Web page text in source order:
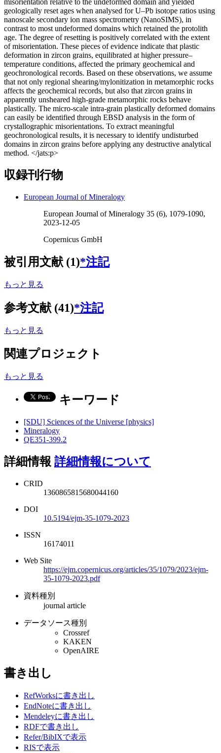
geologically reset ages when analysed for U–Pb isotope ratios using
nanoscale secondary ion mass spectrometry (NanoSIMS), in
contrast to most undeformed domains which retained the protolith
age. The degree of resetting is positively correlated with the extent
of misorientation. These pieces of evidence indicate that plastic
deformation in zircon grains, equilibrated at higher pressure–
temperature conditions, affected the primary geochemical and
geochronological records. Based on these observations, we assume
that not only regional shearing/mylonitization in metamorphic rocks
affects the geochemical records, but also that zircon grains in
apparently unsheared high-grade metamorphic rocks behave
plastically. The micro-scale intra-grain plastically deformed domains
can easily be identified through EBSD analysis in the form of
crystallographic misorientations. To extract meaningful
geochronological results, it is necessary to identify undisturbed
domains in zircon grains before applying any destructive analytical
method. </jats:p>
収録刊行物
European Journal of Mineralogy
European Journal of Mineralogy 35 (6), 1079-1090,
2023-12-05
Copernicus GmbH
被引用文献 (1)*注記
もっと見る
参考文献 (41)*注記
もっと見る
関連プロジェクト
もっと見る
キーワード
[SDU] Sciences of the Universe [physics]
Mineralogy
QE351-399.2
詳細情報 詳細情報について
CRID
1360865815680044160
DOI
10.5194/ejm-35-1079-2023
ISSN
16174011
Web Site
https://ejm.copernicus.org/articles/35/1079/2023/ejm-
35-1079-2023.pdf
資料種別
journal article
データソース種別
Crossref
KAKEN
OpenAIRE
書き出し
RefWorksに書き出し
EndNoteに書き出し
Mendeleyに書き出し
RDFで書き出し
Refer/BibIXで表示
RISで表示